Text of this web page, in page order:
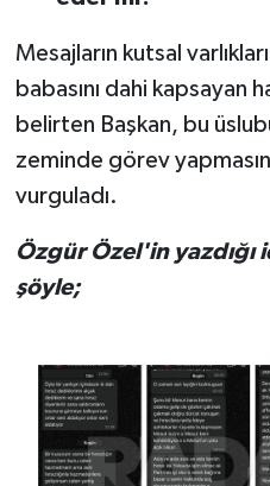
Mesajların kutsal
babasını dahi kapsayan
belirten Başkan, bu
zeminde görev
vurguladı.
Özgür Özel'in yazdığı
şöyle;